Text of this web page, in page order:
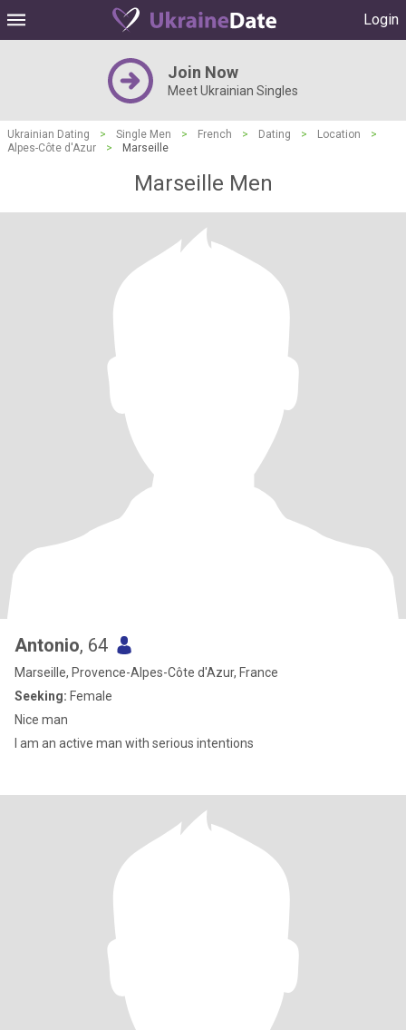
Login
Join Now
Meet Ukrainian Singles
Ukrainian Dating > Single Men > French > Dating > Location
>
Alpes-Côte d'Azur
> Marseille
Marseille Men
Antonio, 64
Marseille, Provence-Alpes-Côte d'Azur, France
Seeking: Female
Nice man
I am an active man with serious intentions